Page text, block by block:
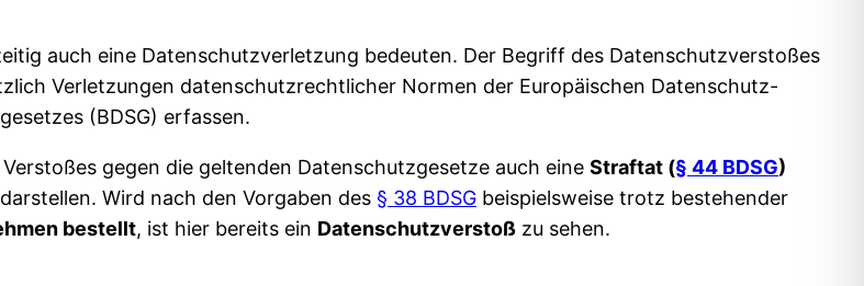
auch eine Datenschutzverletzung bedeuten. Der Begriff des Datenschutzverstoßes
Verletzungen datenschutzrechtlicher Normen der Europäischen Datenschutz-
(BDSG) erfassen.
gegen die geltenden Datenschutzgesetze auch eine Straftat (§ 44 BDSG)
Wird nach den Vorgaben des § 38 BDSG beispielsweise trotz bestehender
bestellt, ist hier bereits ein Datenschutzverstoß zu sehen.